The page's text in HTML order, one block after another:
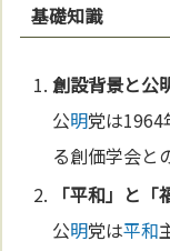
基礎知識
創設背景と公
公明党は1964
る創価学会と
「平和」と「
公明党は平和